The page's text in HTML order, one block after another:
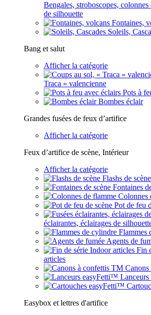
Bengales, stroboscopes,
de silhouette
Fontaines,
Soleils,
Bang et salut
Afficher la catégorie
Traca » valencienne
Pots à
Bombes éclair
Grandes fusées de feux d’artifice
Afficher la catégorie
Feux d’artifice de scène, Intérieur
Afficher la catégorie
Flashs de scène
Fontaines
Colonnes
Pot de feu
éclairantes, éclairages de
Flammes
Agents de
Fin
articles
Easybox et lettres d'artifice